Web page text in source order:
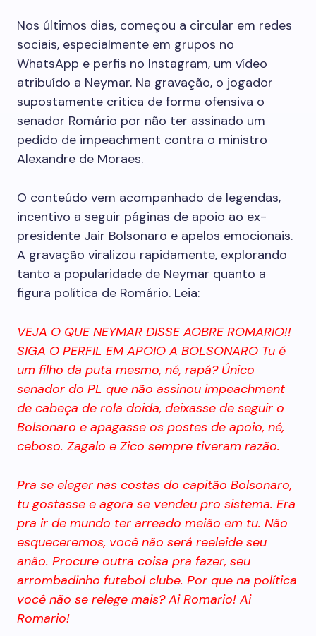
Nos últimos dias, começou a circular em redes
sociais, especialmente em grupos no
WhatsApp e perfis no Instagram, um vídeo
atribuído a Neymar. Na gravação, o jogador
supostamente critica de forma ofensiva o
senador Romário por não ter assinado um
pedido de impeachment contra o ministro
Alexandre de Moraes.
O conteúdo vem acompanhado de legendas,
incentivo a seguir páginas de apoio ao ex-
presidente Jair Bolsonaro e apelos emocionais.
A gravação viralizou rapidamente, explorando
tanto a popularidade de Neymar quanto a
figura política de Romário. Leia:
VEJA O QUE NEYMAR DISSE AOBRE ROMARIO!!
SIGA O PERFIL EM APOIO A BOLSONARO Tu é
um filho da puta mesmo, né, rapá? Único
senador do PL que não assinou impeachment
de cabeça de rola doida, deixasse de seguir o
Bolsonaro e apagasse os postes de apoio, né,
ceboso. Zagalo e Zico sempre tiveram razão.
Pra se eleger nas costas do capitão Bolsonaro,
tu gostasse e agora se vendeu pro sistema. Era
pra ir de mundo ter arreado meião em tu. Não
esqueceremos, você não será reeleide seu
anão. Procure outra coisa pra fazer, seu
arrombadinho futebol clube. Por que na política
você não se relege mais? Ai Romario! Ai
Romario!